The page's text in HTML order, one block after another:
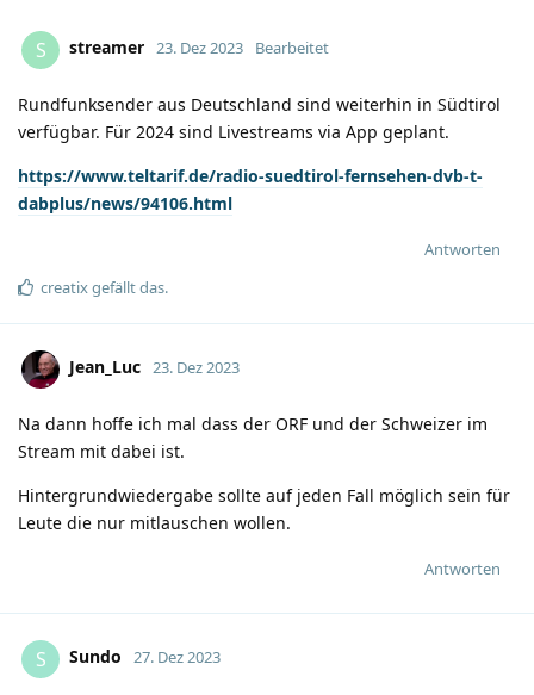
S streamer 23. Dez 2023 Bearbeitet
Rund­funk­sender aus Deutsch­land sind weiterhin in Südtirol
verfügbar. Für 2024 sind Live­streams via App geplant.
https://www.teltarif.de/radio-suedtirol-fernsehen-dvb-t-
dabplus/news/94106.html
Antworten
creatixgefällt das.
Jean_Luc 23. Dez 2023
Na dann hoffe ich mal dass der ORF und der Schweizer im
Stream mit dabei ist.
Hintergrundwiedergabe sollte auf jeden Fall möglich sein für
Leute die nur mitlauschen wollen.
Antworten
S Sundo 27. Dez 2023